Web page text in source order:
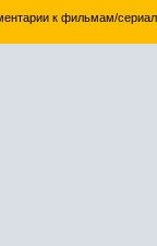
к фильмам/